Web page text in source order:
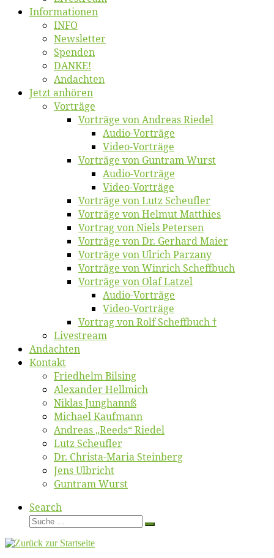
Informatio­nen
INFO
News­let­ter
Spen­den
DANKE!
An­dach­ten
Jetzt an­hö­ren
Vor­trä­ge
Vor­trä­ge von An­dre­as Riedel
Au­dio-Vor­trä­ge
Vi­deo-Vor­trä­ge
Vor­trä­ge von Gun­tram Wurst
Au­dio-Vor­trä­ge
Vi­deo-Vor­trä­ge
Vor­trä­ge von Lutz Scheufler
Vor­trä­ge von Hel­mut Matthies
Vor­trag von Niels Petersen
Vor­trä­ge von Dr. Ger­hard Maier
Vor­trä­ge von Ul­rich Parzany
Vor­trä­ge von Win­rich Scheffbuch
Vor­trä­ge von Olaf Latzel
Au­dio-Vor­trä­ge
Vi­deo-Vor­trä­ge
Vor­trag von Rolf Scheffbuch †
Live­stream
An­dach­ten
Kon­takt
Fried­helm Bilsing
Alex­an­der Hellmich
Ni­klas Junghannß
Mi­cha­el Kaufmann
An­dre­as „Reeds“ Riedel
Lutz Scheuf­ler
Dr. Chris­­ta-Ma­ria Steinberg
Jens Ulb­richt
Gun­tram Wurst
Search
Suche
Suche